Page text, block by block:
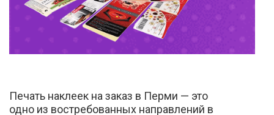
Печать наклеек на заказ в Перми — это
одно из востребованных направлений в